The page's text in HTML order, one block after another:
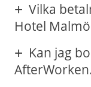
Vilka
Hotel
Kan jag